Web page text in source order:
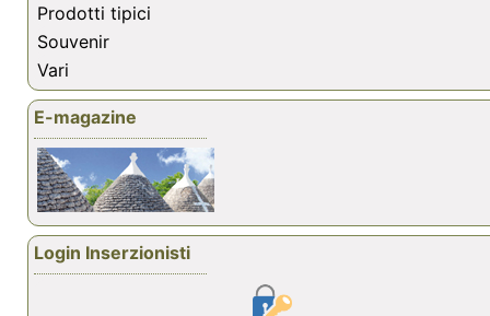
Prodotti tipici
Souvenir
Vari
E-magazine
Login Inserzionisti